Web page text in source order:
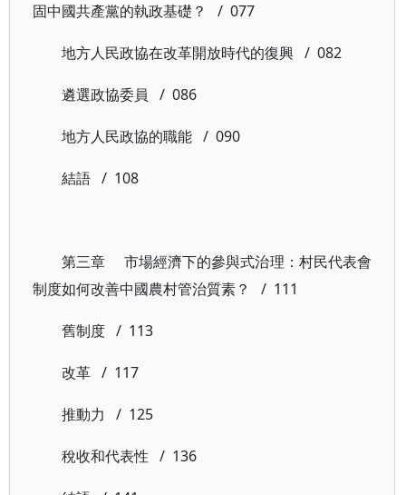
固中國共產黨的執政基礎？ / 077
地方人民政協在改革開放時代的復興 / 082
遴選政協委員 / 086
地方人民政協的職能 / 090
結語 / 108
第三章 市場經濟下的參與式治理：村民代表會
制度如何改善中國農村管治質素？ / 111
舊制度 / 113
改革 / 117
推動力 / 125
稅收和代表性 / 136